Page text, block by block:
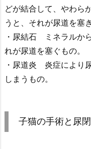
どが結合して、やわら
うと、それが尿道を塞
・尿結石 ミネラルか
れが尿道を塞ぐもの。
・尿道炎 炎症により
しまうもの。
子猫の手術と尿